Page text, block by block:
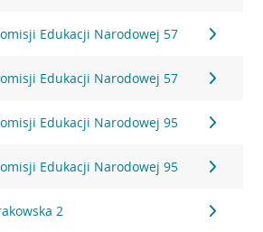
Edukacji Narodowej 57
Edukacji Narodowej 57
Edukacji Narodowej 95
Edukacji Narodowej 95
2